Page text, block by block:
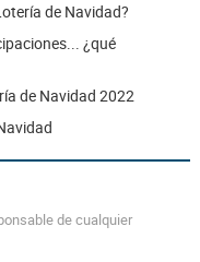
de Navidad?
¿qué
de Navidad 2022
de cualquier